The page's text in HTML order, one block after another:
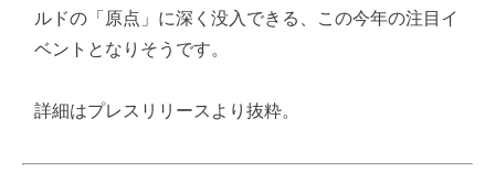
ルドの「原点」に深く没入できる、この今年の注目イ
ベントとなりそうです。
詳細はプレスリリースより抜粋。